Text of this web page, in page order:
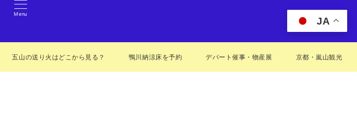
Menu
五山の送り火はどこから見る？ 鴨川納涼床を予約 デパート催事・物産展 京都・嵐山観光
JA